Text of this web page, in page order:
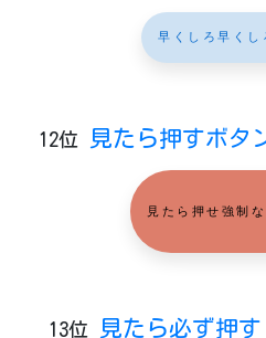
早くしろ早くし
12位 見たら押すボタ
見たら押せ強制
13位 見たら必ず押